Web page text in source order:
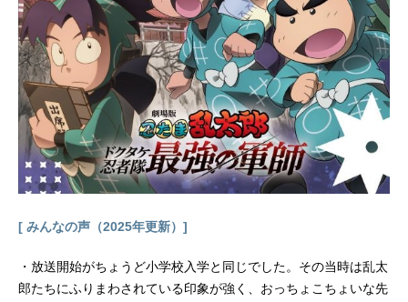
[ みんなの声（2025年更新）]
・放送開始がちょうど小学校入学と同じでした。その当時は乱太
郎たちにふりまわされている印象が強く、おっちょこちょいな先